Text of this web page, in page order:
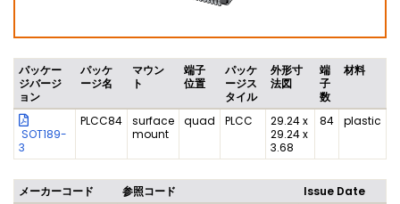
パッケー
ジバージ
ョン
パッケ
ージ名
マウン
ト
端子
位置
パッケ
ージス
タイル
外形寸
法図
端
子
数
材料
SOT189-
3
PLCC84
surface
mount
quad PLCC
29.24 x
29.24 x
3.68
84 plastic
メーカーコード 参照コード
Issue Date